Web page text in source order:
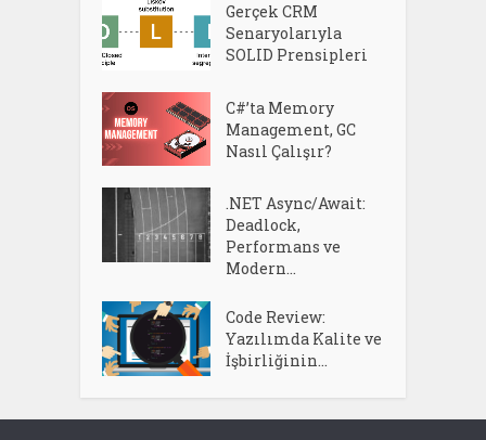
Gerçek CRM
Senaryolarıyla
SOLID Prensipleri
C#’ta Memory
Management, GC
Nasıl Çalışır?
.NET Async/Await:
Deadlock,
Performans ve
Modern...
Code Review:
Yazılımda Kalite ve
İşbirliğinin...